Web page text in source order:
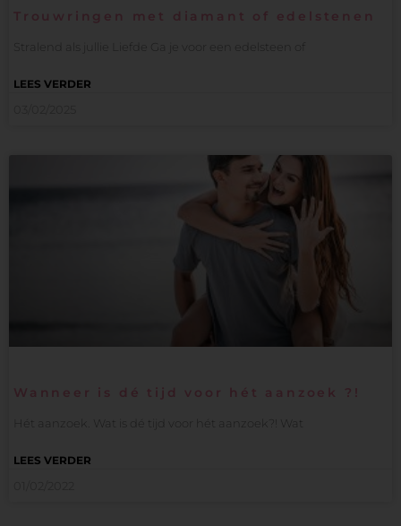
Trouwringen met diamant of edelstenen
Stralend als jullie Liefde Ga je voor een edelsteen of
LEES VERDER
Wanneer is dé tijd voor hét aanzoek ?!
Hét aanzoek. Wat is dé tijd voor hét aanzoek?! Wat
LEES VERDER